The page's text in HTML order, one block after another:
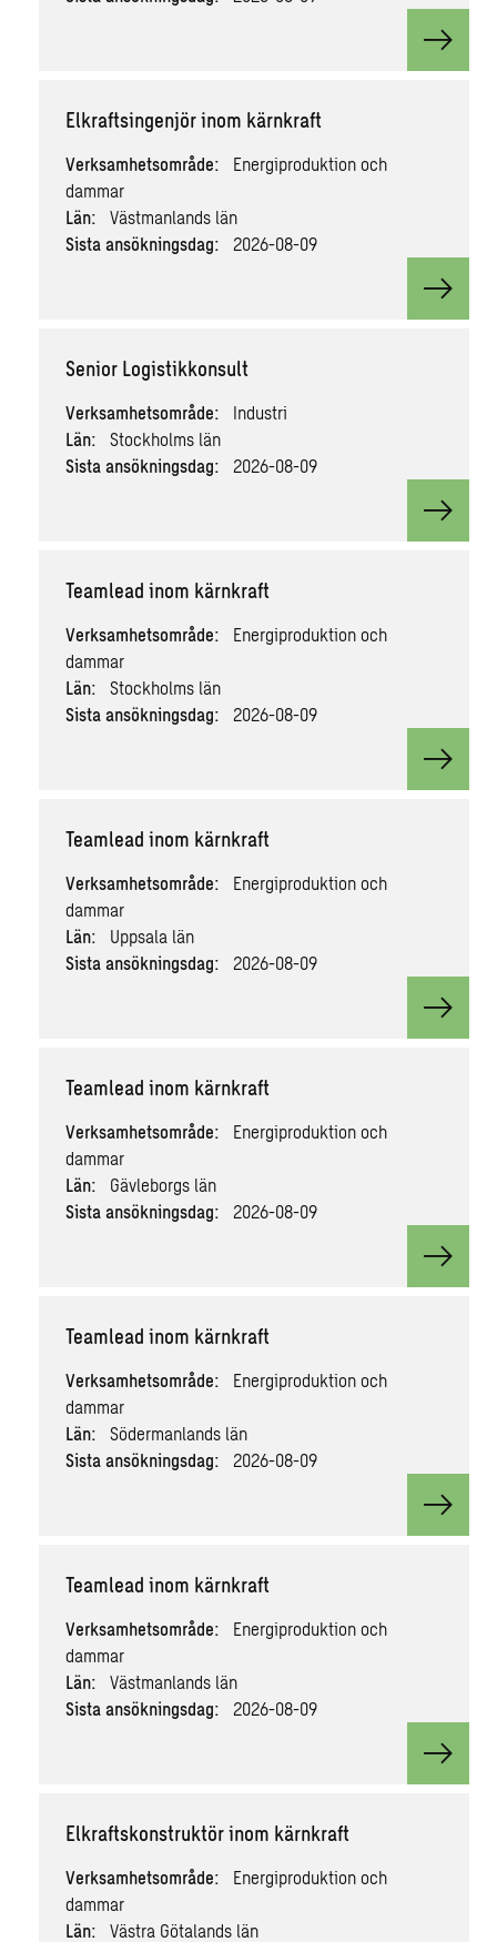
View
Elkraftsingenjör inom kärnkraft
Verksamhetsområde:
Energiproduktion och
dammar
Län:
Västmanlands län
Sista ansökningsdag:
2026-08-09
View
Senior Logistikkonsult
Verksamhetsområde:
Industri
Län:
Stockholms län
Sista ansökningsdag:
2026-08-09
View
Teamlead inom kärnkraft
Verksamhetsområde:
Energiproduktion och
dammar
Län:
Stockholms län
Sista ansökningsdag:
2026-08-09
View
Teamlead inom kärnkraft
Verksamhetsområde:
Energiproduktion och
dammar
Län:
Uppsala län
Sista ansökningsdag:
2026-08-09
View
Teamlead inom kärnkraft
Verksamhetsområde:
Energiproduktion och
dammar
Län:
Gävleborgs län
Sista ansökningsdag:
2026-08-09
View
Teamlead inom kärnkraft
Verksamhetsområde:
Energiproduktion och
dammar
Län:
Södermanlands län
Sista ansökningsdag:
2026-08-09
View
Teamlead inom kärnkraft
Verksamhetsområde:
Energiproduktion och
dammar
Län:
Västmanlands län
Sista ansökningsdag:
2026-08-09
View
Elkraftskonstruktör inom kärnkraft
Verksamhetsområde:
Energiproduktion och
dammar
Län:
Västra Götalands län